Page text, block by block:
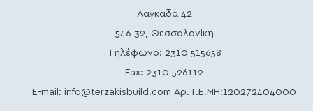
Λαγκαδά 42
546 32, Θεσσαλονίκη
Τηλέφωνο: 2310 515658
Fax: 2310 526112
E-mail:info@terzakisbuild.com Αρ. Γ.Ε.ΜΗ:120272404000